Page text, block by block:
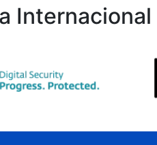
Internacional